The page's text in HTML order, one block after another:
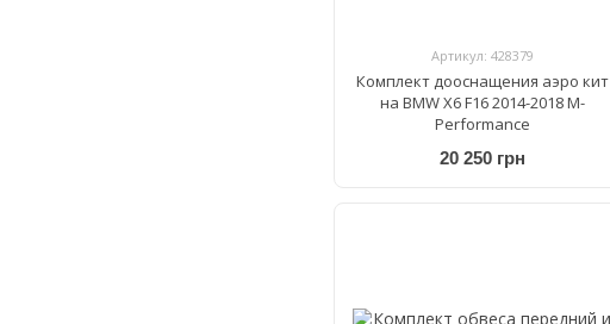
Артикул: 428379
Комплект дооснащения аэро кит
на BMW X6 F16 2014-2018 M-
Performance
20 250 грн